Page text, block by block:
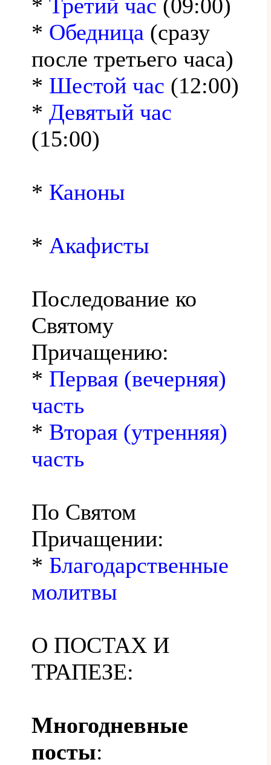
* Третий час (09:00)
* Обедница (сразу
после третьего часа)
* Шестой час (12:00)
* Девятый час
(15:00)
* Каноны
* Акафисты
Последование ко
Святому
Причащению:
* Первая (вечерняя)
часть
* Вторая (утренняя)
часть
По Святом
Причащении:
* Благодарственные
молитвы
О ПОСТАХ И
ТРАПЕЗЕ:
Многодневные
посты: